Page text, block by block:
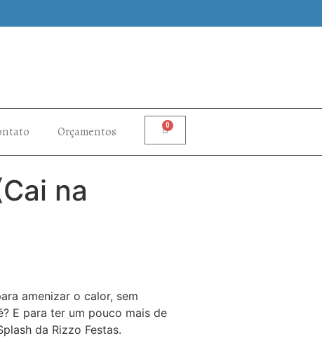
Orçamentos 0
na
amenizar o calor, sem
E para ter um pouco mais de
da Rizzo Festas.